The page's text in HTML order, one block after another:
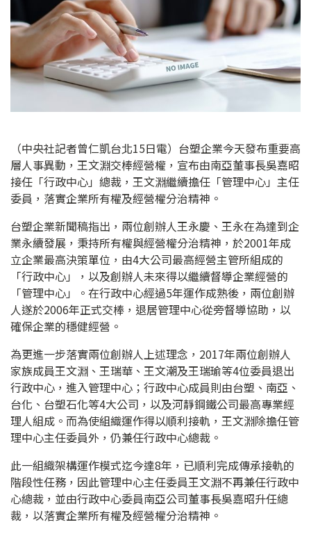
（中央社記者曾仁凱台北15日電）台塑企業今天發布重要高
層人事異動，王文淵交棒經營權，宣布由南亞董事長吳嘉昭
接任「行政中心」總裁，王文淵繼續擔任「管理中心」主任
委員，落實企業所有權及經營權分治精神。
台塑企業新聞稿指出，兩位創辦人王永慶、王永在為達到企
業永續發展，秉持所有權與經營權分治精神，於2001年成
立企業最高決策單位，由4大公司最高經營主管所組成的
「行政中心」，以及創辦人未來得以繼續督導企業經營的
「管理中心」。在行政中心經過5年運作成熟後，兩位創辦
人遂於2006年正式交棒，退居管理中心從旁督導協助，以
確保企業的穩健經營。
為更進一步落實兩位創辦人上述理念，2017年兩位創辦人
家族成員王文淵、王瑞華、王文潮及王瑞瑜等4位委員退出
行政中心，進入管理中心；行政中心成員則由台塑、南亞、
台化、台塑石化等4大公司，以及河靜鋼鐵公司最高專業經
理人組成。而為使組織運作得以順利接軌，王文淵除擔任管
理中心主任委員外，仍兼任行政中心總裁。
此一組織架構運作模式迄今達8年，已順利完成傳承接軌的
階段性任務，因此管理中心主任委員王文淵不再兼任行政中
心總裁，並由行政中心委員南亞公司董事長吳嘉昭升任總
裁，以落實企業所有權及經營權分治精神。